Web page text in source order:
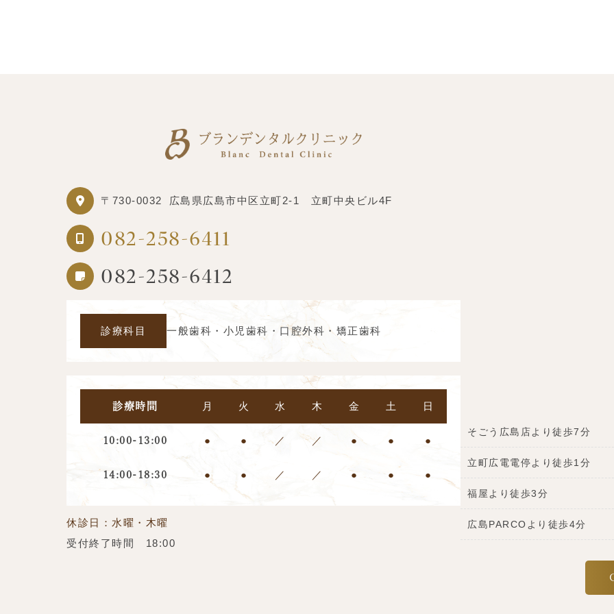
〒730-0032 広島県広島市中区立町2-1 立町中央ビル4F
082-258-6411
082-258-6412
診療科目 一般歯科・小児歯科・口腔外科・矯正歯科
診療時間 月 火 水 木 金 土 日
10:00-13:00 ● ● ／ ／ ● ● ●
14:00-18:30 ● ● ／ ／ ● ● ●
休診日：水曜・木曜
受付終了時間 18:00
そごう広島店より徒歩7分
立町広電電停より徒歩1分
福屋より徒歩3分
広島PARCOより徒歩4分